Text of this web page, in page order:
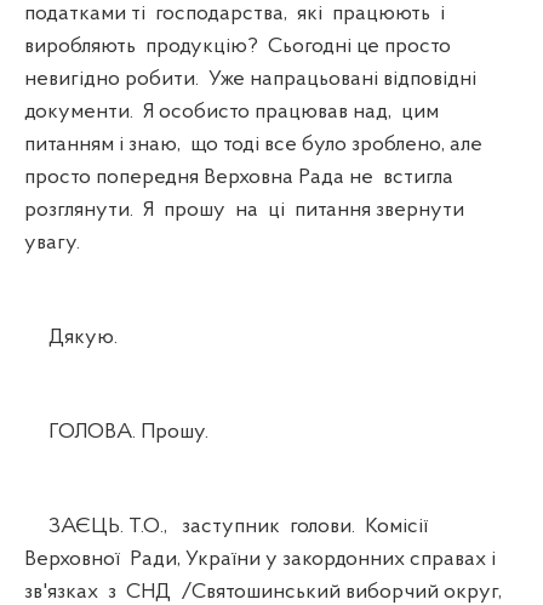
податками ті господарства, які працюють і
виробляють продукцію? Сьогодні це просто
невигідно робити. Уже напрацьовані відповідні
документи. Я особисто працював над, цим
питанням і знаю, що тоді все було зроблено, але
просто попередня Верховна Рада не встигла
розглянути. Я прошу на ці питання звернути
увагу.
Дякую.
ГОЛОВА. Прошу.
ЗАЄЦЬ. Т.О., заступник голови. Комісії
Верховної Ради, України у закордонних справах і
зв'язках з СНД /Святошинський виборчий округ,